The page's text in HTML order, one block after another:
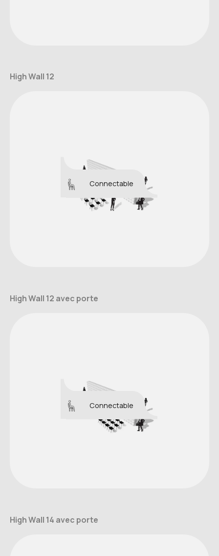
High Wall 12
Connectable
High Wall 12 avec porte
Connectable
High Wall 14 avec porte